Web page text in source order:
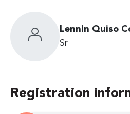
Lennin Quiso
Sr
Registration